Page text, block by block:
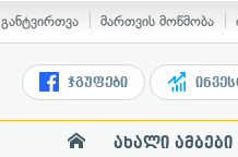
განტვირთვა მართვის მოწმობა
ჯგუფები
ახალი ამბები